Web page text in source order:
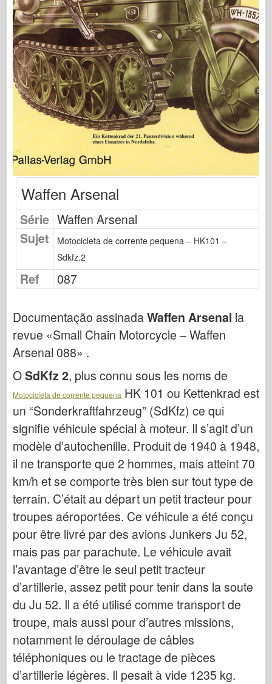
Editora Osprey
Sinal de Esquadrão
TankPower
Caminhões e Tanques
Waffen-Arsenal
Wydawnictwo Militaria
Maquettes
Modelos Ace
Clube AFV
Airfix
Força Aérea
Modelo AZ
Cão Preto
Bronco
Dnepromodel
Dragão
Eduard
Modelo E.T.
Moldes finos
Forças de Valor
FriulModel
Hasegawa
Heller
HobbyBoss
Modelos IBG
Icm
Italeri
Lenda
Modelo Meng
Tamiya
Tristar
Trompetista
Zvezda
Waffen Arsenal
Série Waffen Arsenal
Sujet
Motocicleta de corrente pequena – HK101 –
Sdkfz.2
Ref 087
Documentação assinadaWaffen Arsenal la
revue «Small Chain Motorcycle – Waffen
Arsenal 088» .
OSdKfz 2, plus connu sous les noms de
Motocicleta de corrente pequena HK 101 ou Kettenkrad est
un “Sonderkraftfahrzeug” (SdKfz) ce qui
signifie véhicule spécial à moteur. Il s’agit d’un
modèle d’autochenille. Produit de 1940 à 1948,
il ne transporte que 2 hommes, mais atteint 70
km/h et se comporte très bien sur tout type de
terrain. C’était au départ un petit tracteur pour
troupes aéroportées. Ce véhicule a été conçu
pour être livré par des avions Junkers Ju 52,
mais pas par parachute. Le véhicule avait
l’avantage d’être le seul petit tracteur
d’artillerie, assez petit pour tenir dans la soute
du Ju 52. Il a été utilisé comme transport de
troupe, mais aussi pour d’autres missions,
notamment le déroulage de câbles
téléphoniques ou le tractage de pièces
d’artillerie légères. Il pesait à vide 1235 kg.